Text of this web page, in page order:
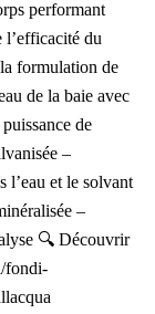
performant
du
formulation de
de la baie avec
de
–
l’eau et le solvant
–
🔍 Découvrir
fondi-